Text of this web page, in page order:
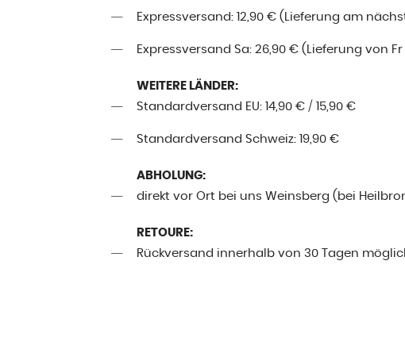
Expressversand: 12,90 € (Lieferung am
Expressversand Sa: 26,90 € (Lieferung von
WEITERE LÄNDER:
Standardversand EU: 14,90 € / 15,90 €
Standardversand Schweiz: 19,90 €
ABHOLUNG:
direkt vor Ort bei uns Weinsberg (bei
RETOURE:
Rückversand innerhalb von 30 Tagen